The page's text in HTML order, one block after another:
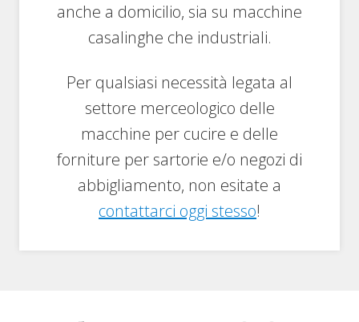
anche a domicilio, sia su macchine
casalinghe che industriali.
Per qualsiasi necessità legata al
settore merceologico delle
macchine per cucire e delle
forniture per sartorie e/o negozi di
abbigliamento, non esitate a
contattarci oggi stesso!